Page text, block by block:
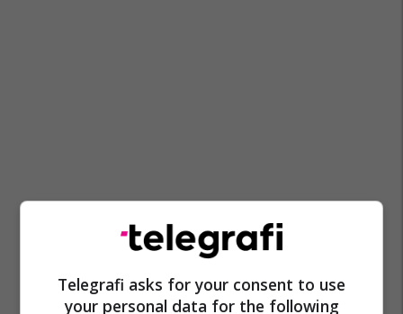
Nafta Në Shqipëri Shpirag
Telegrafi asks for your consent to use
your personal data for the following